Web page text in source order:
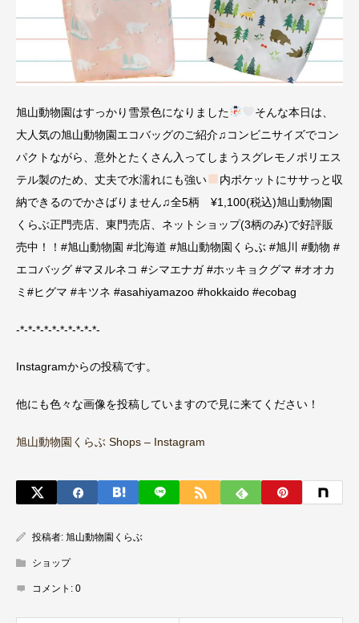
旭山動物園はすっかり雪景色になりました
そんな本日は、
大人気の旭山動物園エコバッグのご紹介♫コンビニサイズでコン
パクトながら、意外とたくさん入ってしまうスグレモノポリエス
テル製のため、丈夫で水濡れにも強い
内ポケットにササっと収
納できるのでかさばりません♫全5柄 ¥1,100(税込)旭山動物園
くらぶ正門売店、東門売店、ネットショップ(3柄のみ)で好評販
売中！！#旭山動物園 #北海道 #旭山動物園くらぶ #旭川 #動物 #
エコバッグ #マヌルネコ #シマエナガ #ホッキョクグマ #オオカ
ミ#ヒグマ #キツネ #asahiyamazoo #hokkaido #ecobag
-*-*-*-*-*-*-*-*-*-*-
Instagramからの投稿です。
他にも色々な画像を投稿していますので見に来てください！
旭山動物園くらぶ Shops – Instagram
投稿者: 旭山動物園くらぶ
ショップ
コメント: 0